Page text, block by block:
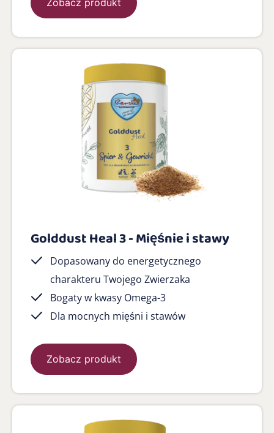
Golddust Heal 3 - Mięśnie i stawy
Dopasowany do energetycznego
charakteru Twojego Zwierzaka
Bogaty w kwasy Omega-3
Dla mocnych mięśni i stawów
Zobacz produkt